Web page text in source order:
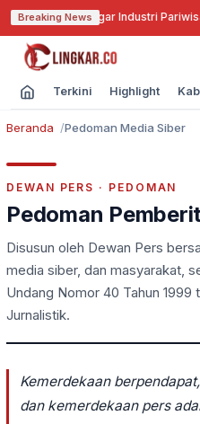
Breaking News
Cari Solusi Agar Industri
Terkini Highlight
Beranda Pedoman Media Siber
DEWAN PERS · PEDOMAN
Pedoman
Disusun oleh Dewan Pers
media siber, dan masyarakat,
Undang Nomor 40 Tahun
Jurnalistik.
Kemerdekaan
dan kemerdekaan pers